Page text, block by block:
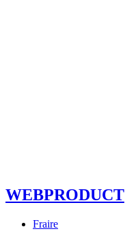
WEBPRODUCT
Fraire